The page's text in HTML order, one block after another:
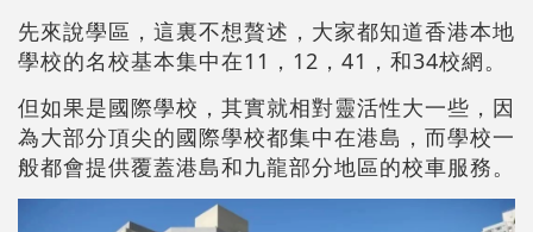
先來說學區，這裏不想贅述，大家都知道香港本地
學校的名校基本集中在11，12，41，和34校網。
但如果是國際學校，其實就相對靈活性大一些，因
為大部分頂尖的國際學校都集中在港島，而學校一
般都會提供覆蓋港島和九龍部分地區的校車服務。